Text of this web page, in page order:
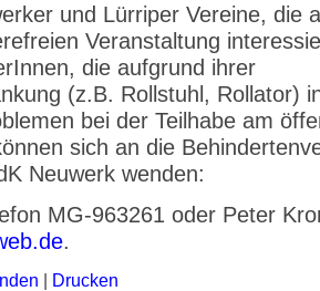
und Lürriper Vereine, die
Veranstaltung
die aufgrund ihrer
(z.B. Rollstuhl, Rollator)
bei der Teilhabe am
sich an die
Neuwerk wenden:
MG-963261 oder Peter
.
Drucken